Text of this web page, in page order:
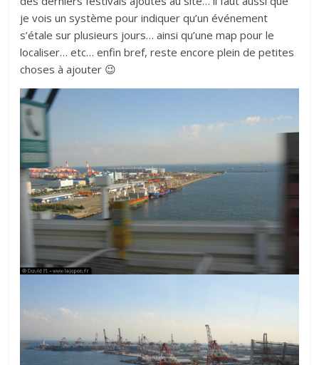
je vois un système pour indiquer qu’un événement
s’étale sur plusieurs jours… ainsi qu’une map pour le
localiser… etc… enfin bref, reste encore plein de petites
choses à ajouter 😉